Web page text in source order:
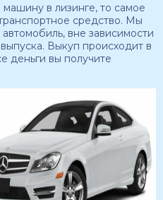
машину в лизинге, то самое
средство. Мы
вне зависимости
Выкуп происходит в
деньги вы получите